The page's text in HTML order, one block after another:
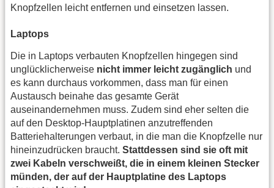
Knopfzellen leicht entfernen und einsetzen lassen.
Laptops
Die in Laptops verbauten Knopfzellen hingegen sind
unglücklicherweise nicht immer leicht zugänglich und
es kann durchaus vorkommen, dass man für einen
Austausch beinahe das gesamte Gerät
auseinandernehmen muss. Zudem sind eher selten die
auf den Desktop-Hauptplatinen anzutreffenden
Batteriehalterungen verbaut, in die man die Knopfzelle nur
hineinzudrücken braucht. Stattdessen sind sie oft mit
zwei Kabeln verschweißt, die in einem kleinen Stecker
münden, der auf der Hauptplatine des Laptops